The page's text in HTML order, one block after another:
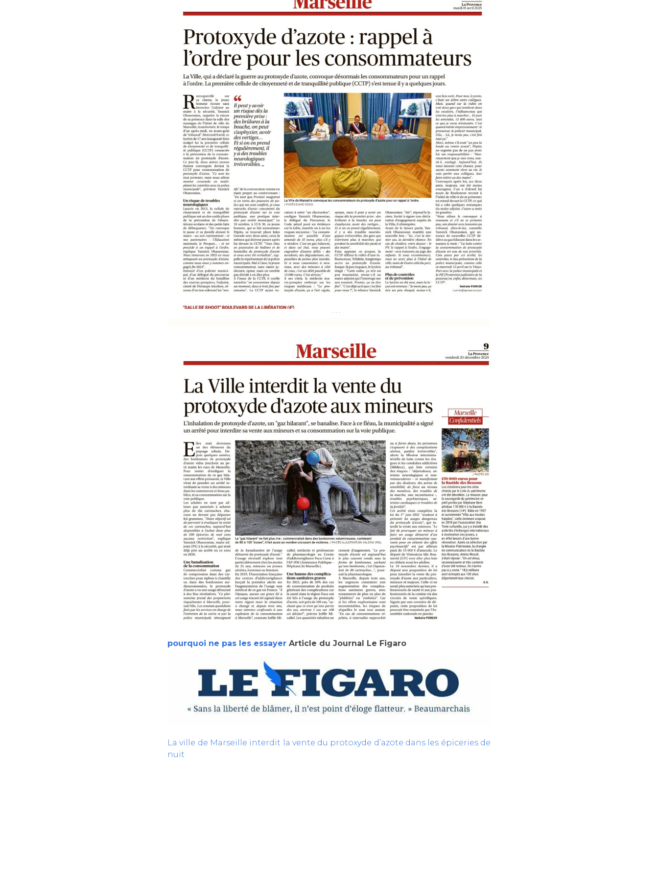
pourquoi ne pas les essayer Article du Journal Le Figaro
La ville de Marseille interdit la vente du protoxyde d’azote dans les épiceries de
nuit